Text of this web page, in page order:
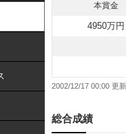
本賞金
4950万円
2002/12/17 00:00
総合成績